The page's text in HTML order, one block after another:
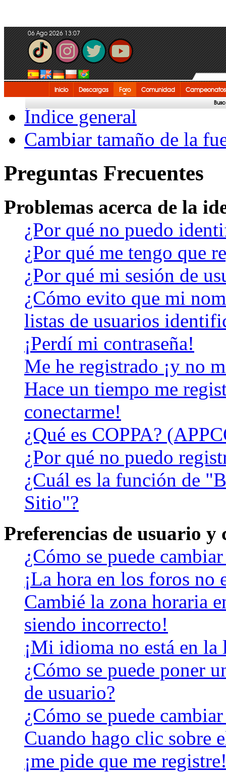
06 Ago 2026 13:07
Inicio Descargas Foro Comunidad Campeonatos
Índice general
Cambiar tamaño de la
Preguntas Frecuentes
Problemas acerca de la
¿Por qué no puedo
¿Por qué me tengo que
¿Por qué mi sesión de
¿Cómo evito que mi
listas de usuarios
¡Perdí mi contraseña!
Me he registrado ¡y no
Hace un tiempo me
conectarme!
¿Qué es COPPA?
¿Por qué no puedo
¿Cuál es la función de
Sitio"?
Preferencias de usuario y
¿Cómo se puede
¡La hora en los foros no
Cambié la zona horaria
siendo incorrecto!
¡Mi idioma no está en la
¿Cómo se puede poner
de usuario?
¿Cómo se puede
Cuando hago clic sobre
¡me pide que me